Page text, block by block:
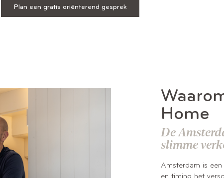
Plan een gratis oriënterend gesprek
Home
De
slimme
Amsterdam is een